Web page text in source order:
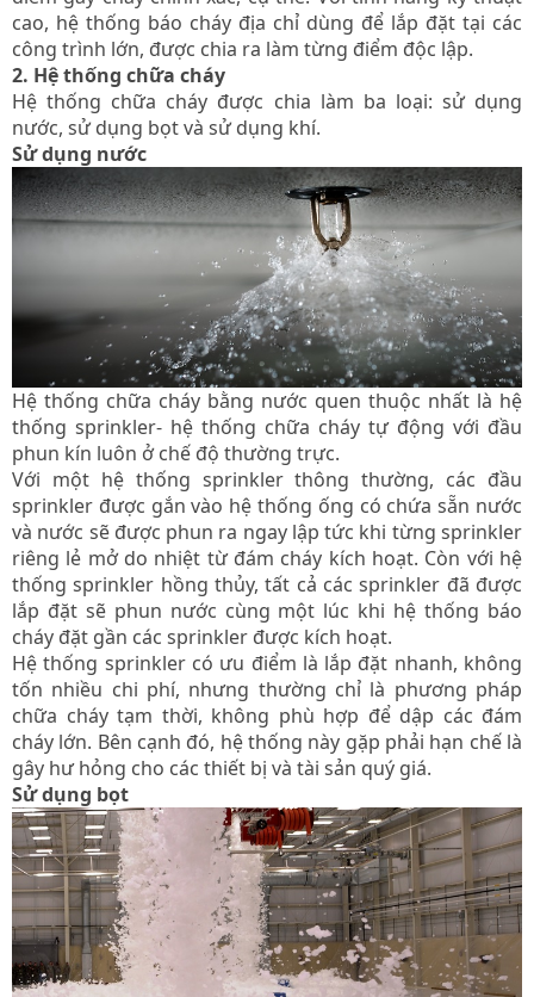
cao, hệ thống báo cháy địa chỉ dùng để lắp đặt tại các
công trình lớn, được chia ra làm từng điểm độc lập.
2. Hệ thống chữa cháy
Hệ thống chữa cháy được chia làm ba loại: sử dụng
nước, sử dụng bọt và sử dụng khí.
Sử dụng nước
Hệ thống chữa cháy bằng nước quen thuộc nhất là hệ
thống sprinkler- hệ thống chữa cháy tự động với đầu
phun kín luôn ở chế độ thường trực.
Với một hệ thống sprinkler thông thường, các đầu
sprinkler được gắn vào hệ thống ống có chứa sẵn nước
và nước sẽ được phun ra ngay lập tức khi từng sprinkler
riêng lẻ mở do nhiệt từ đám cháy kích hoạt. Còn với hệ
thống sprinkler hồng thủy, tất cả các sprinkler đã được
lắp đặt sẽ phun nước cùng một lúc khi hệ thống báo
cháy đặt gần các sprinkler được kích hoạt.
Hệ thống sprinkler có ưu điểm là lắp đặt nhanh, không
tốn nhiều chi phí, nhưng thường chỉ là phương pháp
chữa cháy tạm thời, không phù hợp để dập các đám
cháy lớn. Bên cạnh đó, hệ thống này gặp phải hạn chế là
gây hư hỏng cho các thiết bị và tài sản quý giá.
Sử dụng bọt